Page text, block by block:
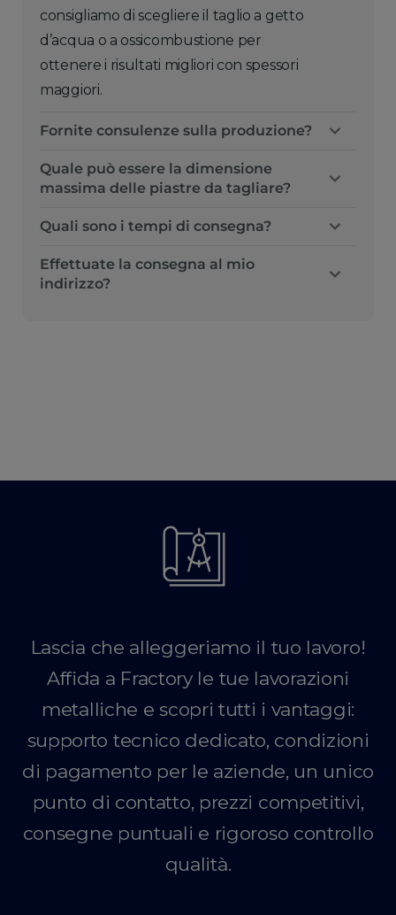
consigliamo di scegliere il taglio a getto
d’acqua o a ossicombustione per
ottenere i risultati migliori con spessori
maggiori.
Fornite consulenze sulla produzione?
Quale può essere la dimensione
massima delle piastre da tagliare?
Quali sono i tempi di consegna?
Effettuate la consegna al mio
indirizzo?
Lascia che alleggeriamo il tuo lavoro!
Affida a Fractory le tue lavorazioni
metalliche e scopri tutti i vantaggi:
supporto tecnico dedicato, condizioni
di pagamento per le aziende, un unico
punto di contatto, prezzi competitivi,
consegne puntuali e rigoroso controllo
qualità.